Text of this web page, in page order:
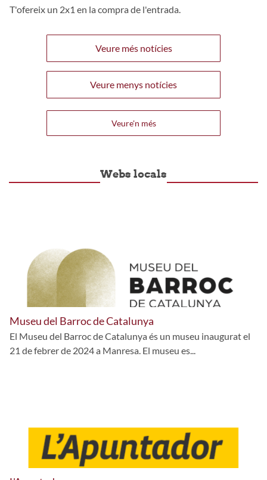
T'ofereix un 2x1 en la compra de l'entrada.
Veure més notícies
Veure menys notícies
Veure'n més
Webs locals
Museu del Barroc de Catalunya
El Museu del Barroc de Catalunya és un museu inaugurat el
21 de febrer de 2024 a Manresa. El museu es...